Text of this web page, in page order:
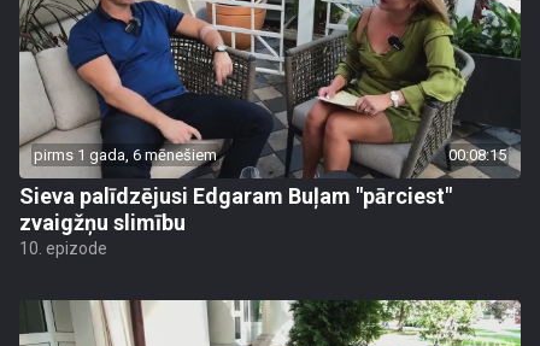
pirms 1 gada, 6 mēnešiem 00:08:15
Sieva palīdzējusi Edgaram Buļam "pārciest"
zvaigžņu slimību
10. epizode